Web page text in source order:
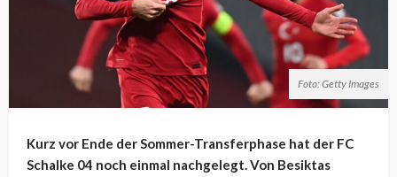
Foto: Getty Images
Kurz vor Ende der Sommer-Transferphase hat der FC
Schalke 04 noch einmal nachgelegt. Von Besiktas